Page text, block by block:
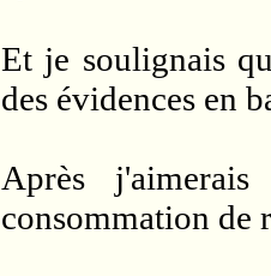
Et je soulignais
des évidences en
Après
consommation de